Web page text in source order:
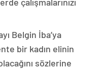
Belgin İba’ya
bir kadın elinin
sözlerine